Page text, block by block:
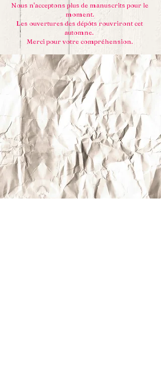
Nous n'acceptons plus de manuscrits pour le
moment.
Les ouvertures des dépôts rouvriront cet
automne.
Merci pour votre compréhension.